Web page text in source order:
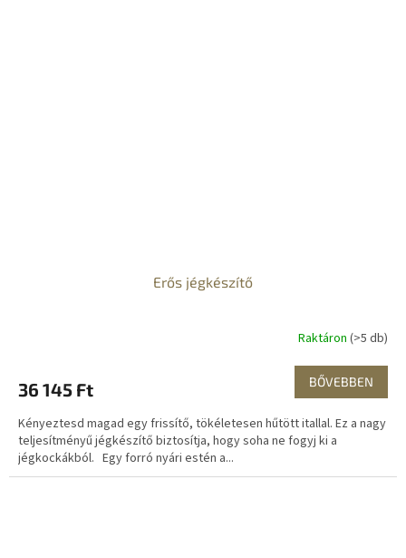
Erős jégkészítő
Raktáron (>5 db)
36 145 Ft BŐVEBBEN
Kényeztesd magad egy frissítő, tökéletesen hűtött itallal. Ez a nagy
teljesítményű jégkészítő biztosítja, hogy soha ne fogyj ki a
jégkockákból. Egy forró nyári estén a...